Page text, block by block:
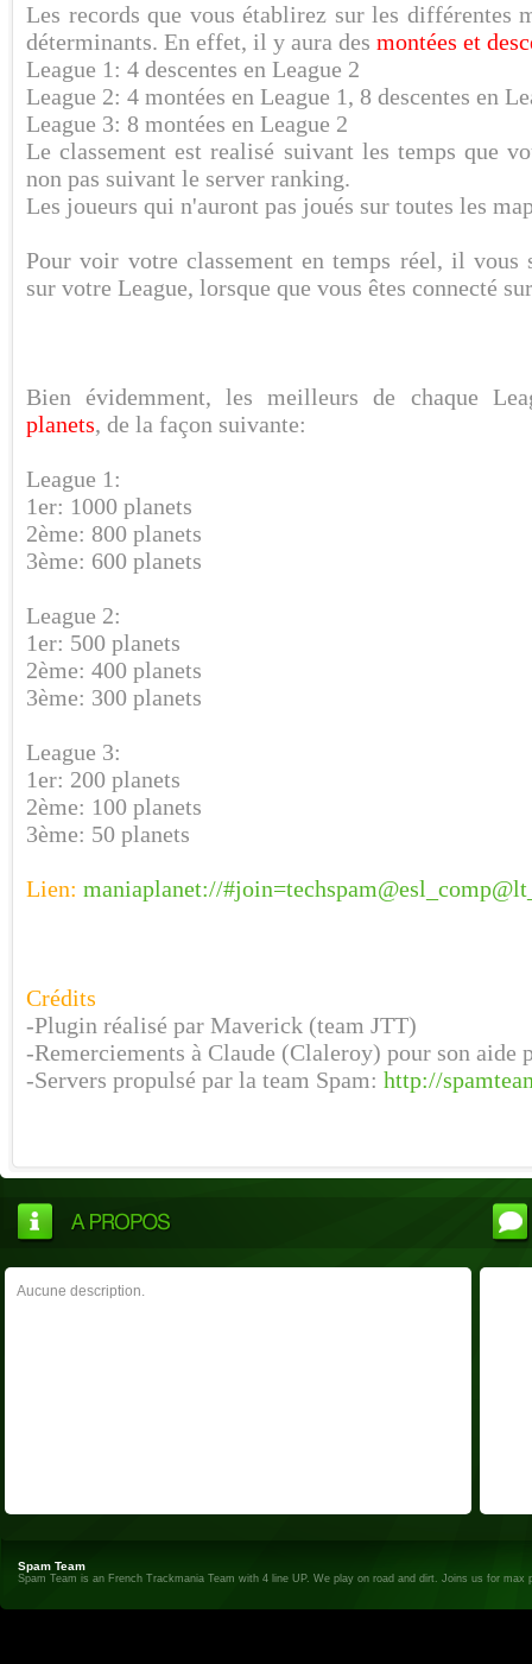
Les records que vous établirez sur les différentes
déterminants. En effet, il y aura des montées et
League 1: 4 descentes en League 2
League 2: 4 montées en League 1, 8 descentes en
League 3: 8 montées en League 2
Le classement est realisé suivant les temps que
non pas suivant le server ranking.
Les joueurs qui n'auront pas joués sur toutes les
Pour voir votre classement en temps réel, il
sur votre League, lorsque que vous êtes connecté
Bien évidemment, les meilleurs de chaque
planets, de la façon suivante:
League 1:
1er: 1000 planets
2ème: 800 planets
3ème: 600 planets
League 2:
1er: 500 planets
2ème: 400 planets
3ème: 300 planets
League 3:
1er: 200 planets
2ème: 100 planets
3ème: 50 planets
Lien: maniaplanet://
Crédits
-Plugin réalisé par Maverick (team JTT)
-Remerciements à Claude (Claleroy) pour son aide
-Servers propulsé par la team Spam: http://
Aucune description.
Spam Team
Spam Team is an French Trackmania Team with 4 line UP. We play on road and dirt. Joins us for max